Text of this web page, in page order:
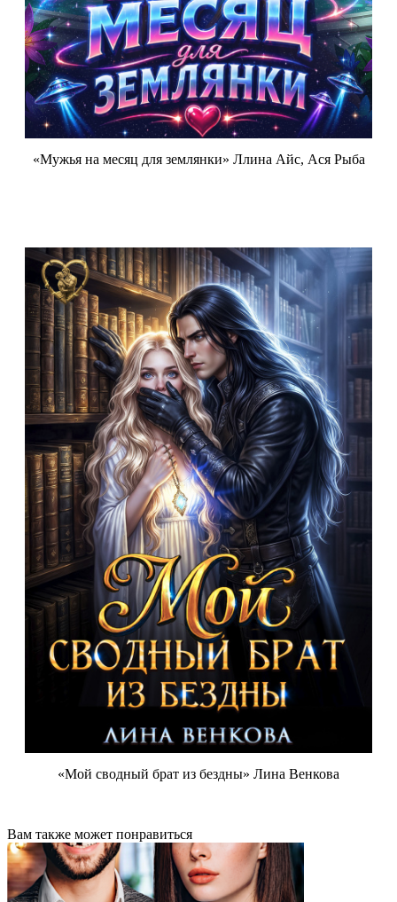
«Мужья на месяц для землянки» Ллина Айс, Ася Рыба
«Мой сводный брат из бездны» Лина Венкова
Вам также может понравиться